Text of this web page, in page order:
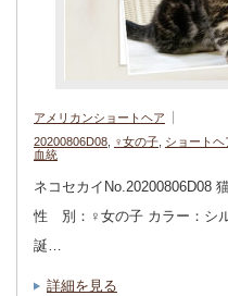
アメリカンショートヘア
20200806D08
♀女の子 ショートヘ
血統
ネコセカイNo.20200806D08
性 別：♀女の子 カラー：シ
誕…
詳細を見る